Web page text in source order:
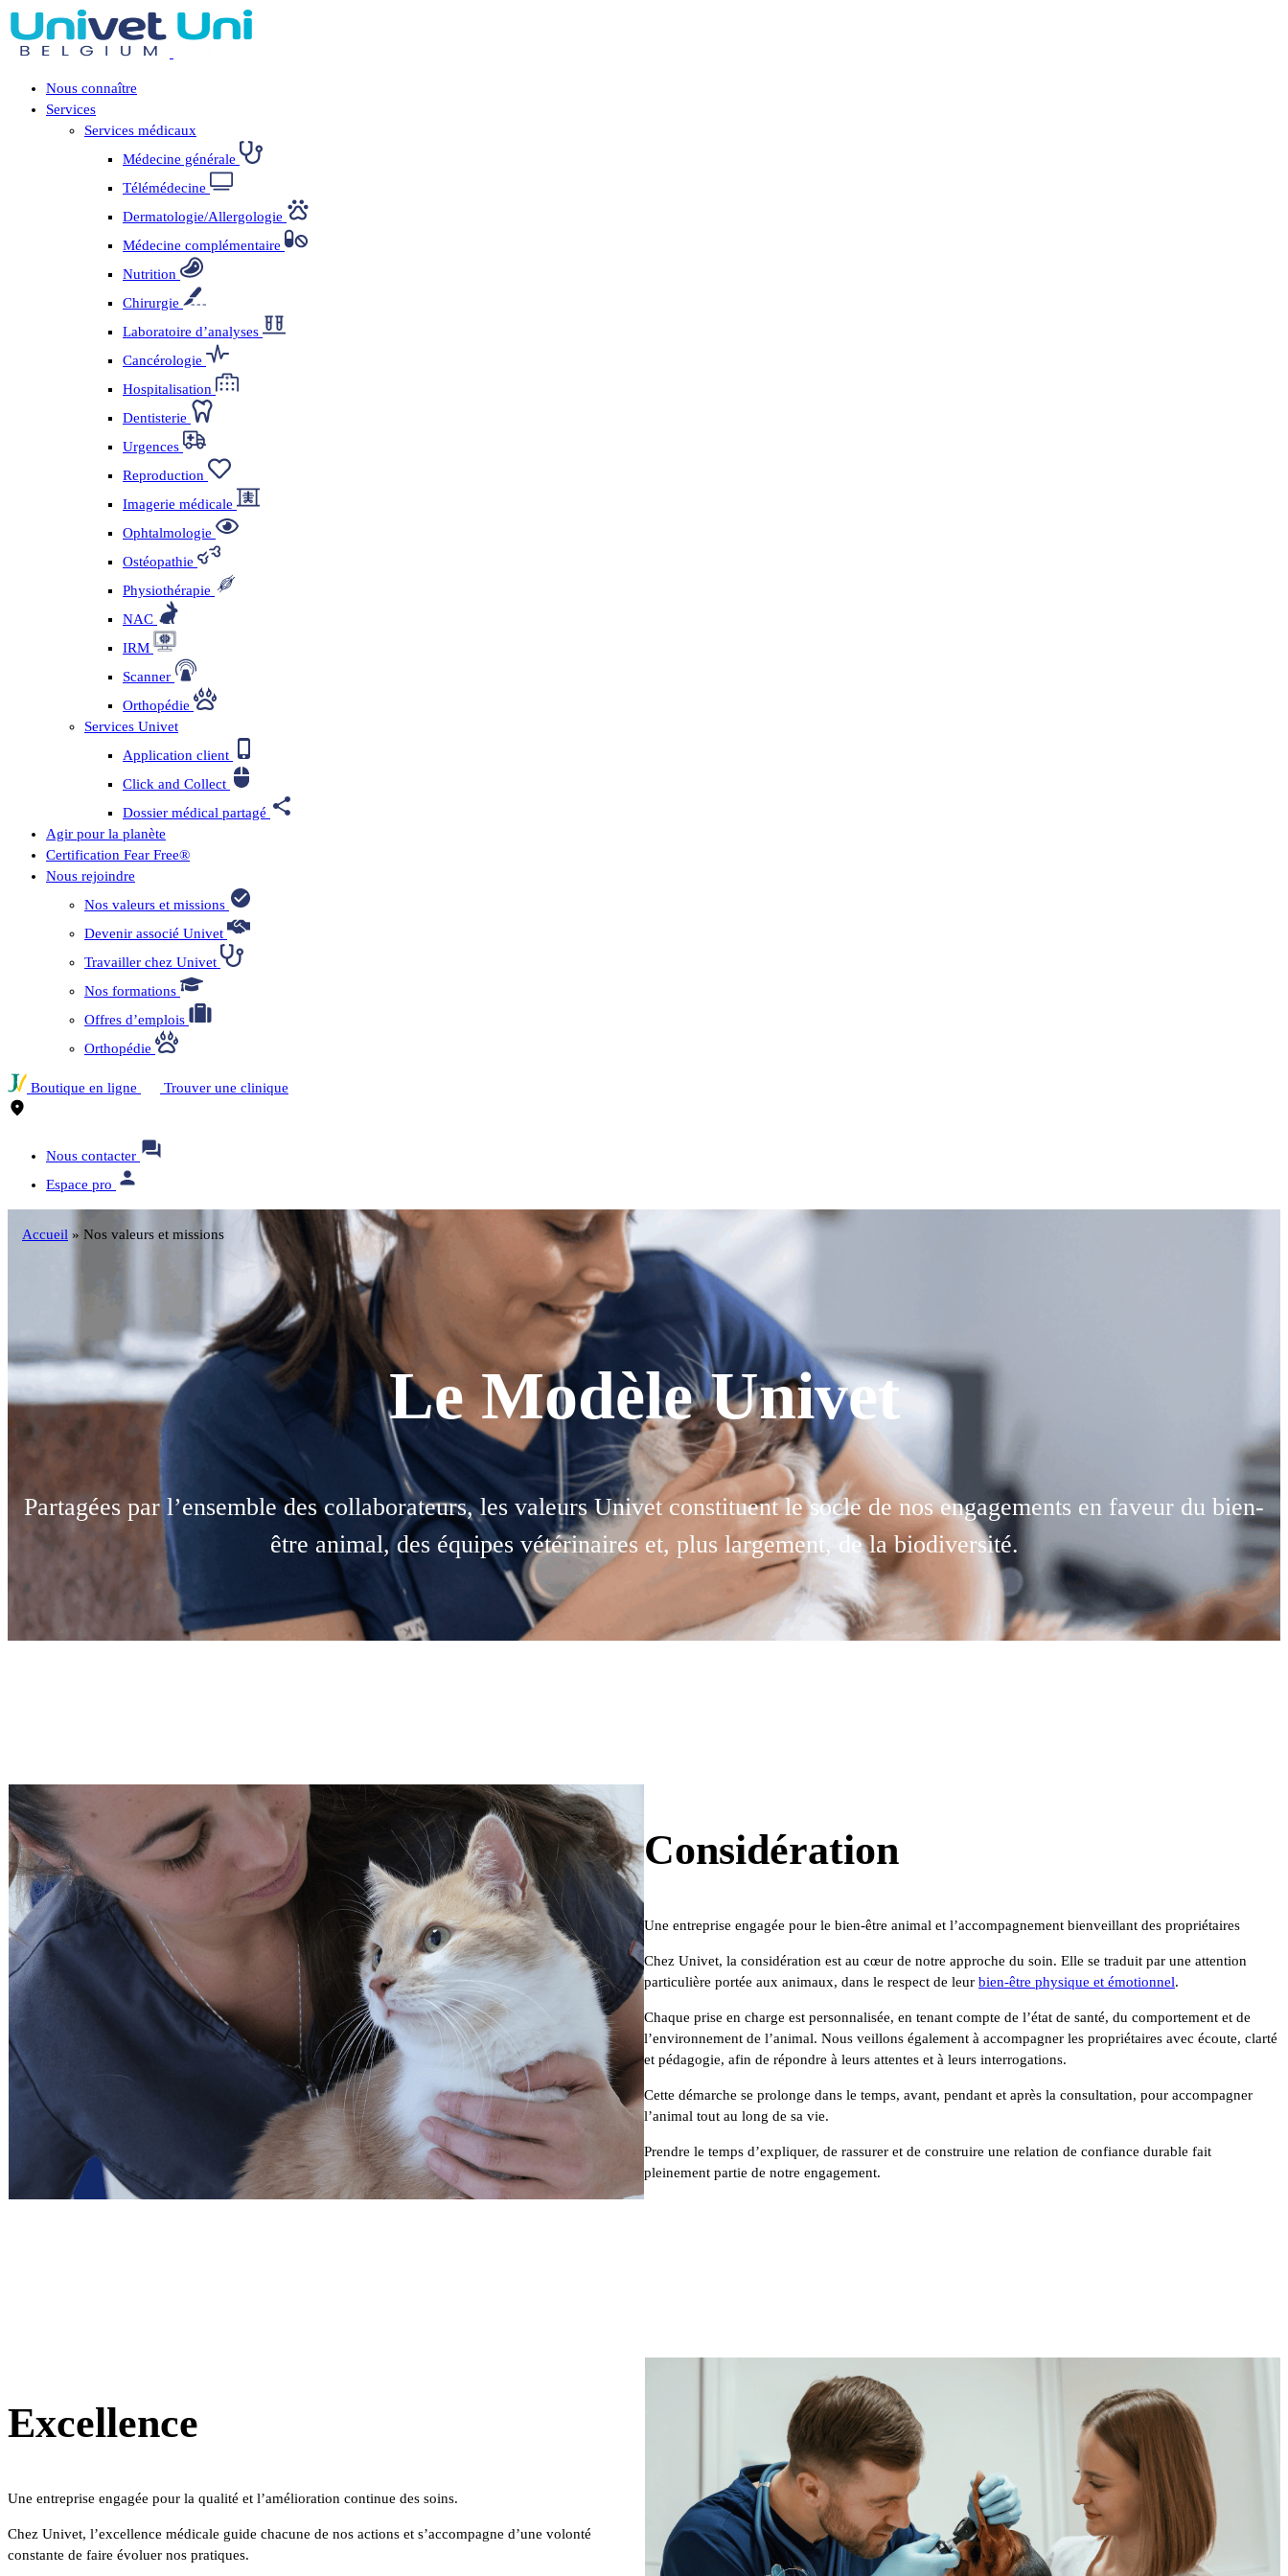
Nous connaître
Services
Services médicaux
Médecine générale
Télémédecine
Dermatologie/Allergologie
Médecine complémentaire
Nutrition
Chirurgie
Laboratoire d’analyses
Cancérologie
Hospitalisation
Dentisterie
Urgences
Reproduction
Imagerie médicale
Ophtalmologie
Ostéopathie
Physiothérapie
NAC
IRM
Scanner
Orthopédie
Services Univet
Application client
Click and Collect
Dossier médical partagé
Agir pour la planète
Certification Fear Free®
Nous rejoindre
Nos valeurs et missions
Devenir associé Univet
Travailler chez Univet
Nos formations
Offres d’emplois
Orthopédie
Boutique en ligne Trouver une clinique
Nous contacter
Espace pro
Accueil » Nos valeurs et missions
Le Modèle Univet
Partagées par l’ensemble des collaborateurs, les valeurs Univet constituent le socle de nos engagements en faveur du bien-
être animal, des équipes vétérinaires et, plus largement, de la biodiversité.
Considération
Une entreprise engagée pour le bien-être animal et l’accompagnement bienveillant des propriétaires
Chez Univet, la considération est au cœur de notre approche du soin. Elle se traduit par une attention
particulière portée aux animaux, dans le respect de leur bien-être physique et émotionnel.
Chaque prise en charge est personnalisée, en tenant compte de l’état de santé, du comportement et de
l’environnement de l’animal. Nous veillons également à accompagner les propriétaires avec écoute, clarté
et pédagogie, afin de répondre à leurs attentes et à leurs interrogations.
Cette démarche se prolonge dans le temps, avant, pendant et après la consultation, pour accompagner
l’animal tout au long de sa vie.
Prendre le temps d’expliquer, de rassurer et de construire une relation de confiance durable fait
pleinement partie de notre engagement.
Excellence
Une entreprise engagée pour la qualité et l’amélioration continue des soins.
Chez Univet, l’excellence médicale guide chacune de nos actions et s’accompagne d’une volonté
constante de faire évoluer nos pratiques.